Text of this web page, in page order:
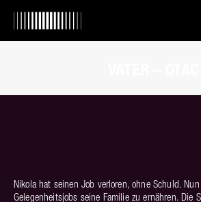
Sie
Nikola hat seinen Job verloren, ohne Schuld.
Gelegenheitsjobs seine Familie zu ernähren. Die